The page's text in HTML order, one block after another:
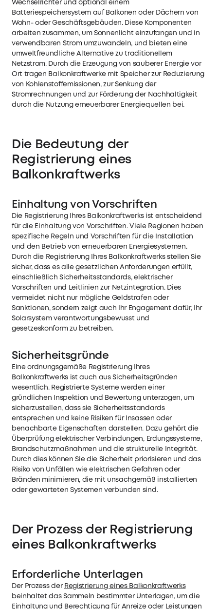
Wechselrichter und optional einem
Batteriespeichersystem auf Balkonen oder Dächern von
Wohn- oder Geschäftsgebäuden. Diese Komponenten
arbeiten zusammen, um Sonnenlicht einzufangen und in
verwendbaren Strom umzuwandeln, und bieten eine
umweltfreundliche Alternative zu traditionellem
Netzstrom. Durch die Erzeugung von sauberer Energie vor
Ort tragen Balkonkraftwerke mit Speicherzur Reduzierung
von Kohlenstoffemissionen, zur Senkung der
Stromrechnungen und zur Förderung der Nachhaltigkeit
durch die Nutzung erneuerbarer Energiequellen bei.
Die Bedeutung der
Registrierung eines
Balkonkraftwerks
Einhaltung von Vorschriften
Die Registrierung Ihres Balkonkraftwerks ist entscheidend
für die Einhaltung von Vorschriften. Viele Regionen haben
spezifische Regeln und Vorschriften für die Installation
und den Betrieb von erneuerbaren Energiesystemen.
Durch die Registrierung Ihres Balkonkraftwerks stellen Sie
sicher, dass es alle gesetzlichen Anforderungen erfüllt,
einschließlich Sicherheitsstandards, elektrischer
Vorschriften und Leitlinien zur Netzintegration. Dies
vermeidet nicht nur mögliche Geldstrafen oder
Sanktionen, sondern zeigt auch Ihr Engagement dafür, Ihr
Solarsystem verantwortungsbewusst und
gesetzeskonform zu betreiben.
Sicherheitsgründe
Eine ordnungsgemäße Registrierung Ihres
Balkonkraftwerks ist auch aus Sicherheitsgründen
wesentlich. Registrierte Systeme werden einer
gründlichen Inspektion und Bewertung unterzogen, um
sicherzustellen, dass sie Sicherheitsstandards
entsprechen und keine Risiken für Insassen oder
benachbarte Eigenschaften darstellen. Dazu gehört die
Überprüfung elektrischer Verbindungen, Erdungssysteme,
Brandschutzmaßnahmen und die strukturelle Integrität.
Durch dies können Sie die Sicherheit priorisieren und das
Risiko von Unfällen wie elektrischen Gefahren oder
Bränden minimieren, die mit unsachgemäß installierten
oder gewarteten Systemen verbunden sind.
Der Prozess der Registrierung
eines Balkonkraftwerks
Erforderliche Unterlagen
Der Prozess der Registrierung eines Balkonkraftwerks
beinhaltet das Sammeln bestimmter Unterlagen, um die
Einhaltung und Berechtigung für Anreize oder Leistungen